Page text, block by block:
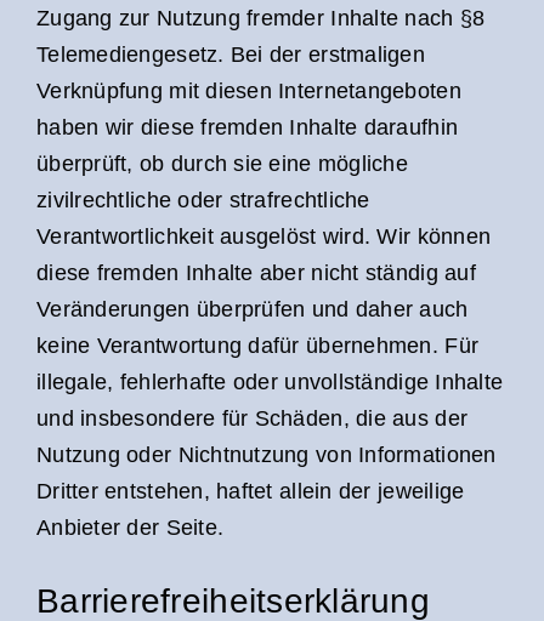
Zugang zur Nutzung fremder Inhalte nach §8
Telemediengesetz. Bei der erstmaligen
Verknüpfung mit diesen Internetangeboten
haben wir diese fremden Inhalte daraufhin
überprüft, ob durch sie eine mögliche
zivilrechtliche oder strafrechtliche
Verantwortlichkeit ausgelöst wird. Wir können
diese fremden Inhalte aber nicht ständig auf
Veränderungen überprüfen und daher auch
keine Verantwortung dafür übernehmen. Für
illegale, fehlerhafte oder unvollständige Inhalte
und insbesondere für Schäden, die aus der
Nutzung oder Nichtnutzung von Informationen
Dritter entstehen, haftet allein der jeweilige
Anbieter der Seite.
Barrierefreiheitserklärung